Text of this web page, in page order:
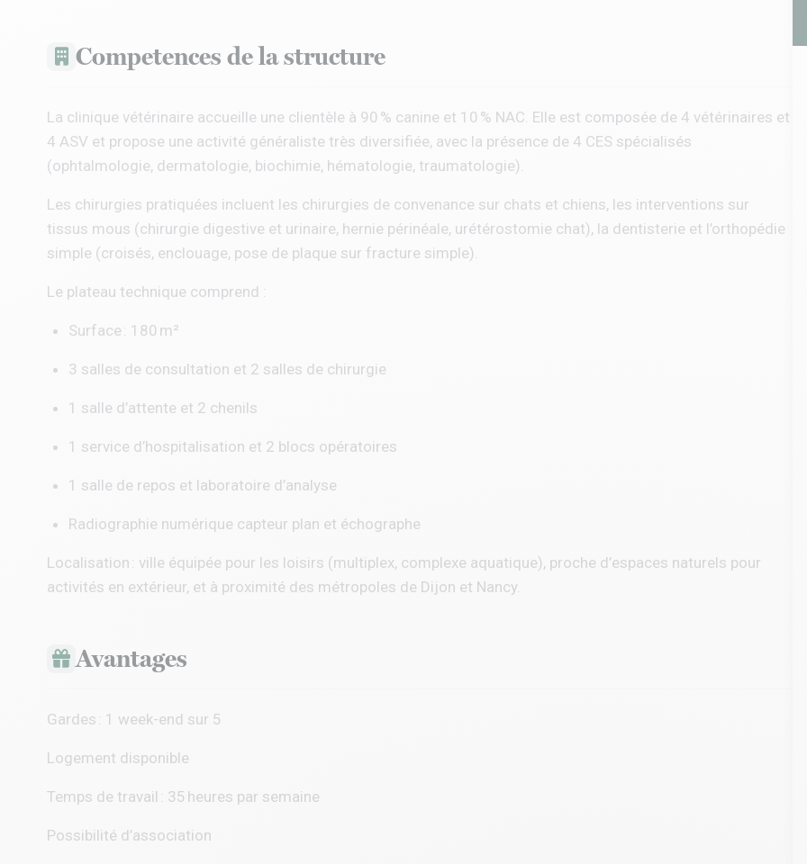
Competences de la structure
La clinique vétérinaire accueille une clientèle à 90 % canine et 10 % NAC. Elle est composée de 4 vétérinaires et
4 ASV et propose une activité généraliste très diversifiée, avec la présence de 4 CES spécialisés
(ophtalmologie, dermatologie, biochimie, hématologie, traumatologie).
Les chirurgies pratiquées incluent les chirurgies de convenance sur chats et chiens, les interventions sur
tissus mous (chirurgie digestive et urinaire, hernie périnéale, urétérostomie chat), la dentisterie et l’orthopédie
simple (croisés, enclouage, pose de plaque sur fracture simple).
Le plateau technique comprend :
Surface : 180 m²
3 salles de consultation et 2 salles de chirurgie
1 salle d’attente et 2 chenils
1 service d’hospitalisation et 2 blocs opératoires
1 salle de repos et laboratoire d’analyse
Radiographie numérique capteur plan et échographe
Localisation : ville équipée pour les loisirs (multiplex, complexe aquatique), proche d’espaces naturels pour
activités en extérieur, et à proximité des métropoles de Dijon et Nancy.
Avantages
Gardes : 1 week-end sur 5
Logement disponible
Temps de travail : 35 heures par semaine
Possibilité d’association